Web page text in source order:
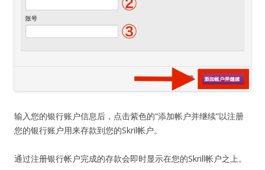
输入您的银行账户信息后，点击紫色的“添加帐户并继续”以注册
您的银行账户用来存款到您的Skril帐户。
通过注册银行帐户完成的存款会即时显示在您的Skrill帐户之上。